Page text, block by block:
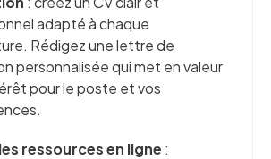
adapté à chaque
Rédigez une lettre de
personnalisée qui met en valeur
pour le poste et vos
ressources en ligne :